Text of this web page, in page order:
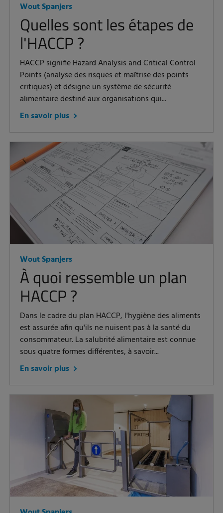
Wout Spanjers
Quelles sont les étapes de
l'HACCP ?
HACCP signifie Hazard Analysis and Critical Control
Points (analyse des risques et maîtrise des points
critiques) et désigne un système de sécurité
alimentaire destiné aux organisations qui...
En savoir plus
Wout Spanjers
À quoi ressemble un plan
HACCP ?
Dans le cadre du plan HACCP, l'hygiène des aliments
est assurée afin qu'ils ne nuisent pas à la santé du
consommateur. La salubrité alimentaire est connue
sous quatre formes différentes, à savoir...
En savoir plus